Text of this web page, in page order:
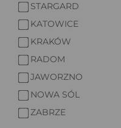
STARGARD
KATOWICE
KRAKÓW
RADOM
JAWORZNO
NOWA SÓL
ZABRZE